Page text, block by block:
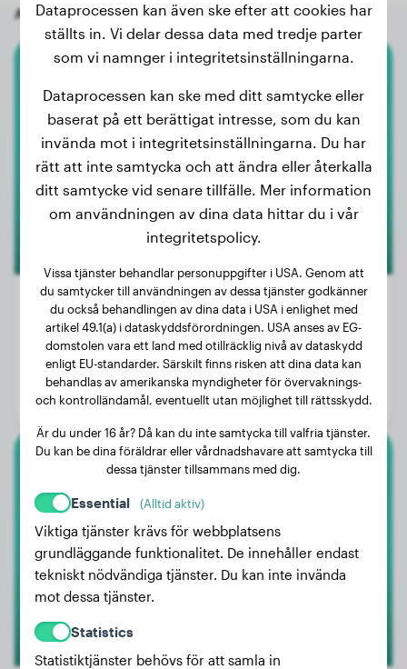
Andra slumpmässiga hundar
Toni
Vikt:
7 kg
Ålder:
4 år, 2 månader
Kön:
Hanhund
Australian Shepherd
Nero
Dataprocessen kan även ske efter att cookies har
ställts in. Vi delar dessa data med tredje parter
som vi namnger i integritetsinställningarna.
Dataprocessen kan ske med ditt samtycke eller
baserat på ett berättigat intresse, som du kan
invända mot i integritetsinställningarna. Du har
rätt att inte samtycka och att ändra eller återkalla
ditt samtycke vid senare tillfälle. Mer information
om användningen av dina data hittar du i vår
integritetspolicy.
Vissa tjänster behandlar personuppgifter i USA. Genom att
du samtycker till användningen av dessa tjänster godkänner
du också behandlingen av dina data i USA i enlighet med
artikel 49.1(a) i dataskyddsförordningen. USA anses av EG-
domstolen vara ett land med otillräcklig nivå av dataskydd
enligt EU-standarder. Särskilt finns risken att dina data kan
behandlas av amerikanska myndigheter för övervaknings-
och kontrolländamål, eventuellt utan möjlighet till rättsskydd.
Är du under 16 år? Då kan du inte samtycka till valfria tjänster.
Du kan be dina föräldrar eller vårdnadshavare att samtycka till
dessa tjänster tillsammans med dig.
Essential (Alltid aktiv)
Viktiga tjänster krävs för webbplatsens
grundläggande funktionalitet. De innehåller endast
tekniskt nödvändiga tjänster. Du kan inte invända
mot dessa tjänster.
Statistics
Statistiktjänster behövs för att samla in